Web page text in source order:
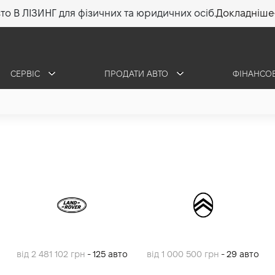
В ЛІЗИНГ для фізичних та юридичних осіб.Докладніше
СЕРВІС ПРОДАТИ АВТО
від 2 481 102 грн - 125 авто від 1 000 500 грн - 29 авто